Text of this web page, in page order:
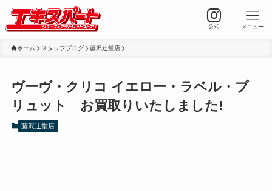
公式 メニュー
ホーム スタッフブログ 藤沢辻堂店
ヴーヴ・クリコ イエロー・ラベル・ブ
リュット お買取りいたしました!
藤沢辻堂店